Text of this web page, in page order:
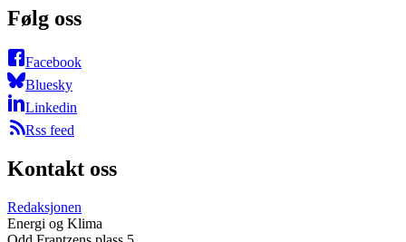
Følg oss
Facebook
Bluesky
Linkedin
Rss feed
Kontakt oss
Redaksjonen
Energi og Klima